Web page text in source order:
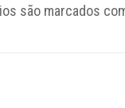
são marcados